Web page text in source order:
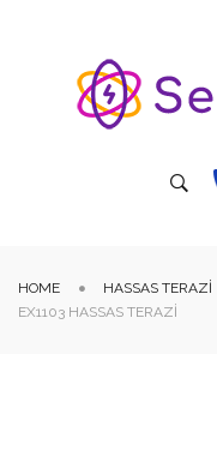
HOME HASSAS TERAZI
EX1103 HASSAS TERAZI